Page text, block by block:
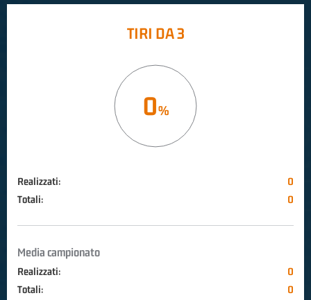
TIRI DA 3
0
Realizzati:
0
Totali:
0
Media campionato
Realizzati:
0
Totali:
0